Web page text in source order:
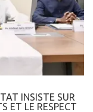
INSISTE SUR
ET LE RESPECT